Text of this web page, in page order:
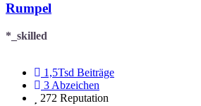
Rumpel
*_skilled
1,5Tsd Beiträge
3 Abzeichen
272 Reputation